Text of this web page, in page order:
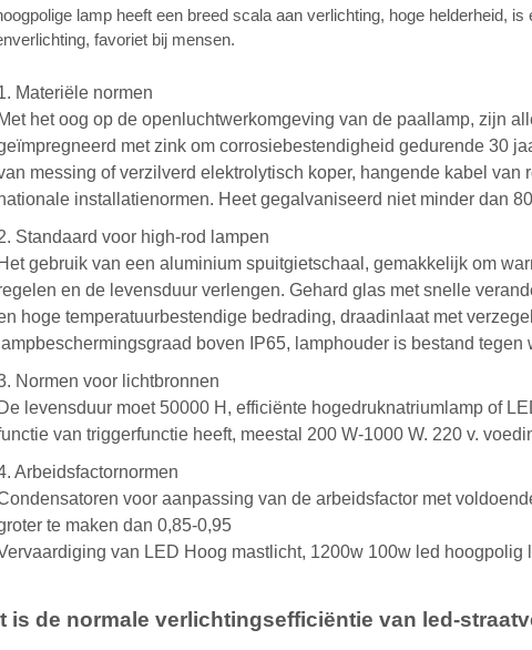
lamp heeft een breed scala aan verlichting, hoge helderheid,
favoriet bij mensen.
Materiële normen
Met het oog op de openluchtwerkomgeving van de paallamp, zijn
met zink om corrosiebestendigheid gedurende 30
messing of verzilverd elektrolytisch koper, hangende kabel
installatienormen. Heet gegalvaniseerd niet minder dan
Standaard voor high-rod lampen
Het gebruik van een aluminium spuitgietschaal, gemakkelijk om
en de levensduur verlengen. Gehard glas met snelle
hoge temperatuurbestendige bedrading, draadinlaat met
lampbeschermingsgraad boven IP65, lamphouder is bestand tegen
Normen voor lichtbronnen
De levensduur moet 50000 H, efficiënte hogedruknatriumlamp of
van triggerfunctie heeft, meestal 200 W-1000 W. 220 v.
Arbeidsfactornormen
voor aanpassing van de arbeidsfactor met
te maken dan 0,85-0,95
van LED Hoog mastlicht, 1200w 100w led hoogpolig
is de normale verlichtingsefficiëntie van led-